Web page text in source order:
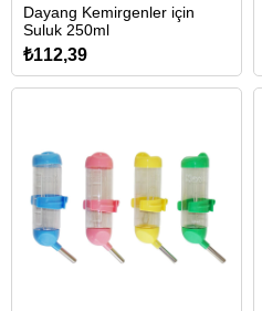
Dayang Kemirgenler için
Suluk 250ml
₺112,39